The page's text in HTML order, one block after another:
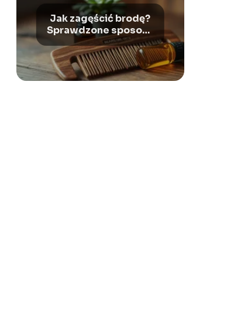
Jak zagęścić brodę?
Sprawdzone sposoby
na gęstszą brodę